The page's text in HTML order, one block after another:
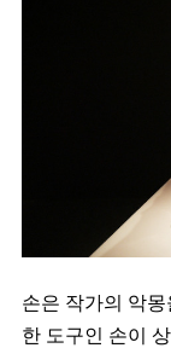
손은 작가의 악
한 도구인 손이